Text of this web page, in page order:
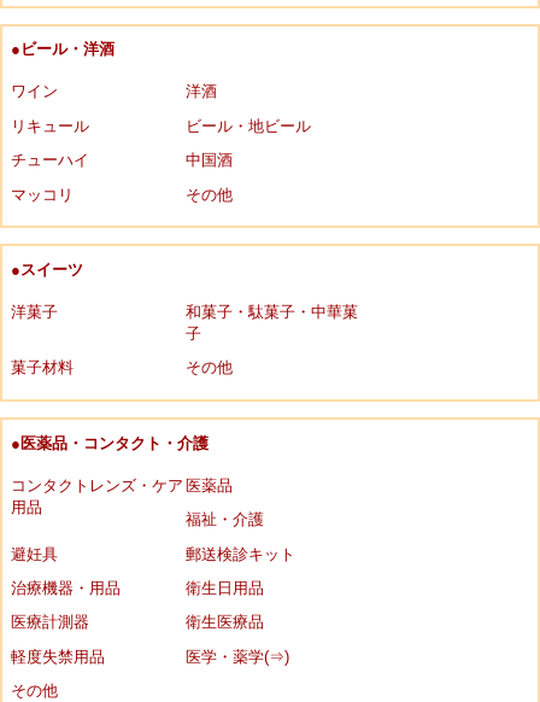
●ビール・洋酒
ワイン
洋酒
リキュール
ビール・地ビール
チューハイ
中国酒
マッコリ
その他
●スイーツ
洋菓子
和菓子・駄菓子・中華菓
子
菓子材料
その他
●医薬品・コンタクト・介護
コンタクトレンズ・ケア
用品
医薬品
福祉・介護
避妊具
郵送検診キット
治療機器・用品
衛生日用品
医療計測器
衛生医療品
軽度失禁用品
医学・薬学(⇒)
その他